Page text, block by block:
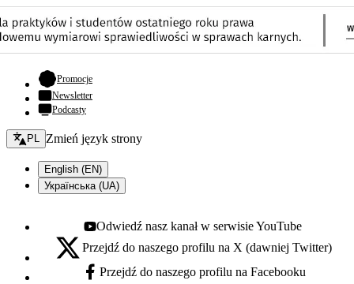
Promocje- otwiera się w nowej karcie
Newsletter
Podcasty
Zmień język - bieżący:
PL Zmień język strony
English (EN)
Українська (UA)
Youtube - otwiera się w nowej karcie
Odwiedź nasz kanał w serwisie YouTube
X - otwiera się w nowej karcie
Przejdź do naszego profilu na X (dawniej Twitter)
Facebook - otwiera się w nowej karcie
Przejdź do naszego profilu na Facebooku